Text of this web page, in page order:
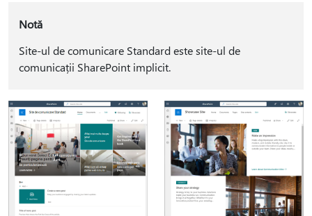
Notă
Site-ul de comunicare Standard este site-ul de
comunicații SharePoint implicit.